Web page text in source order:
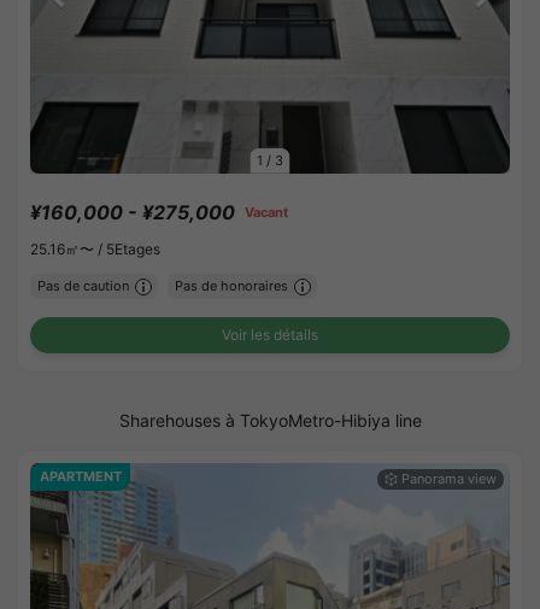
1 / 3
¥160,000 - ¥275,000 Vacant
25.16㎡〜 / 5Etages
Pas de caution Pas de honoraires
Voir les détails
Sharehouses à TokyoMetro-Hibiya line
APARTMENT